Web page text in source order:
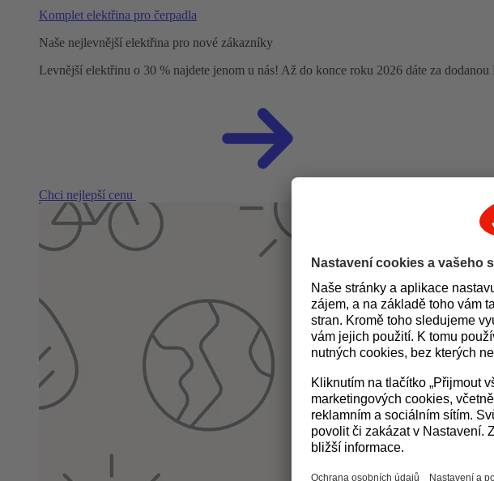
Komplet elektřina pro čerpadla
Naše nejlevnější elektřina pro nové zákazníky
Levnější elektřinu o 30 % najdete jenom u nás! Až do konce roku 2026 dáte za
Chci nejlepší cenu